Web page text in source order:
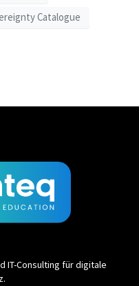
Catalogue
IT-Consulting für digitale